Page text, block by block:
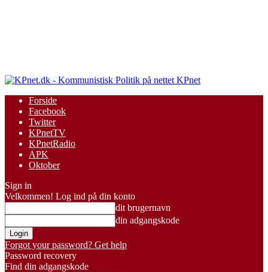
KPnet
Forside
Facebook
Twitter
KPnetTV
KPnetRadio
APK
Oktober
Sign in
Velkommen! Log ind på din konto
dit brugernavn
din adgangskode
Forgot your password? Get help
Password recovery
Find din adgangskode